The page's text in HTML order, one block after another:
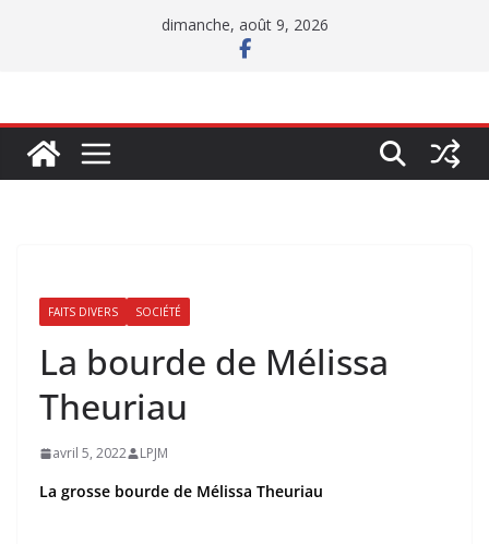
dimanche, août 9, 2026
FAITS DIVERS SOCIÉTÉ
La bourde de Mélissa
Theuriau
avril 5, 2022 LPJM
La grosse bourde de Mélissa Theuriau